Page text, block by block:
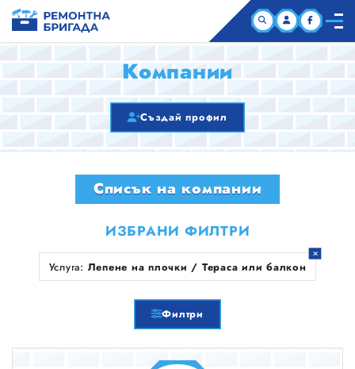
КОМПАНИИ
ЗА НАС
Компании
Създай профил
Списък на компании
ИЗБРАНИ ФИЛТРИ
Услуга: Лепене на плочки / Тераса или балкон
Филтри